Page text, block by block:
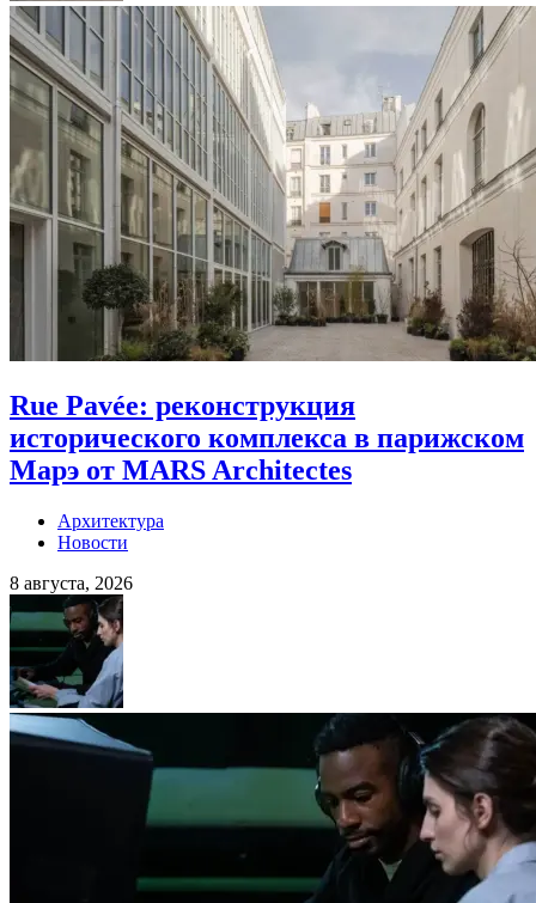
Rue Pavée: реконструкция
исторического комплекса в парижском
Марэ от MARS Architectes
Архитектура
Новости
8 августа, 2026